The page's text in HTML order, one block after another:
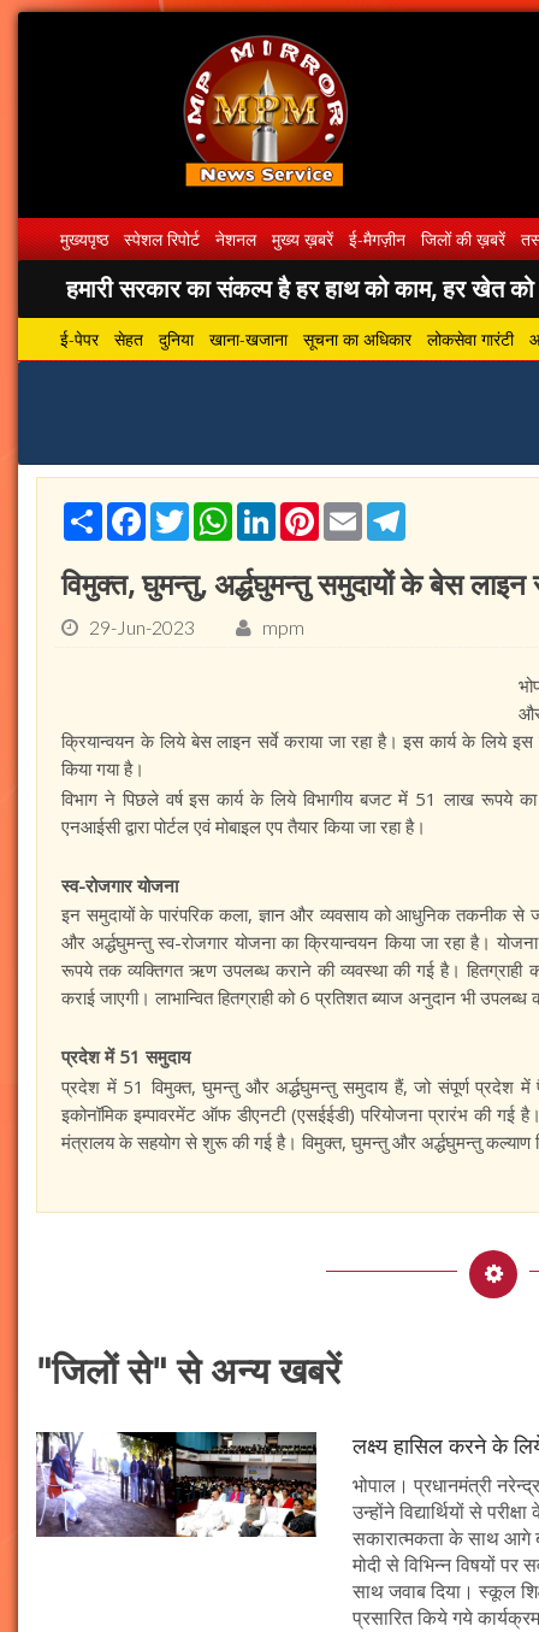
मुख्यपृष्ठ स्पेशल रिपोर्ट नेशनल मुख्य ख़बरें ई-मैगज़ीन जिलों की ख़बरें
हमारी सरकार का संकल्प है हर हाथ को काम, हर खेत को
ई-पेपर सेहत दुनिया खाना-खजाना सूचना का अधिकार लोकसेवा गारंटी
ShareFacebook
TwitterWhatsApp
LinkedInPinterest
Email
विमुक्त, घुमन्तु, अर्द्धघुमन्तु समुदायों के बेस
29-Jun-2023 mpm
क्रियान्वयन के लिये बेस लाइन सर्वे कराया जा रहा है। इस कार्य के लिये
किया गया है।
विभाग ने पिछले वर्ष इस कार्य के लिये विभागीय बजट में 51 लाख रूपये
एनआईसी द्वारा पोर्टल एवं मोबाइल एप तैयार किया जा रहा है।
स्व-रोजगार योजना
इन समुदायों के पारंपरिक कला, ज्ञान और व्यवसाय को आधुनिक तकनीक
और अर्द्धघुमन्तु स्व-रोजगार योजना का क्रियान्वयन किया जा रहा है।
रूपये तक व्यक्तिगत ऋण उपलब्ध कराने की व्यवस्था की गई है।
कराई जाएगी। लाभान्वित हितग्राही को 6 प्रतिशत ब्याज अनुदान भी उपलब्ध
प्रदेश में 51 समुदाय
प्रदेश में 51 विमुक्त, घुमन्तु और अर्द्धघुमन्तु समुदाय हैं, जो संपूर्ण प्रदेश
इकोनॉमिक इम्पावरमेंट ऑफ डीएनटी (एसईईडी) परियोजना प्रारंभ की गई
मंत्रालय के सहयोग से शुरू की गई है। विमुक्त, घुमन्तु और अर्द्धघुमन्तु कल्याण
"जिलों से" से अन्य खबरें
लक्ष्य हासिल करने के
भोपाल। प्रधानमंत्री नरेन्द्र
उन्होंने विद्यार्थियों से
सकारात्मकता के साथ आगे
मोदी से विभिन्न विषयों
साथ जवाब दिया। स्कूल
प्रसारित किये गये